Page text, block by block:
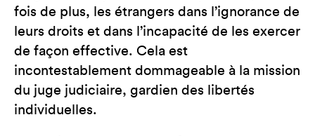
fois de plus, les étrangers dans l’ignorance de
leurs droits et dans l’incapacité de les exercer
de façon effective. Cela est
incontestablement dommageable à la mission
du juge judiciaire, gardien des libertés
individuelles.